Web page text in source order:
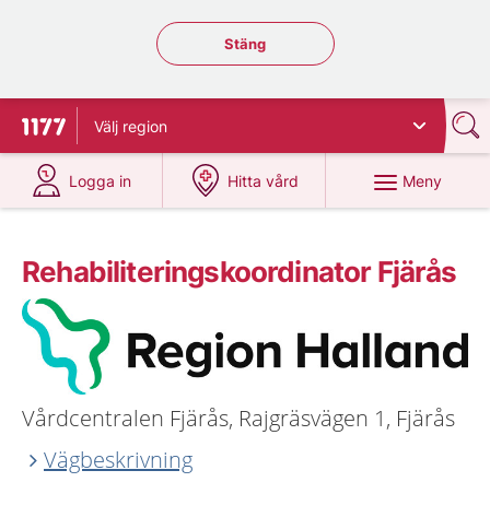
Stäng regionsväljaren
Stäng
Till startsidan för 1177
Välj region
Logga in
på 1177.se
Hitta vård
på 1177.se
Meny
Rehabiliteringskoordinator Fjärås
Vårdcentralen Fjärås, Rajgräsvägen 1, Fjärås
Vägbeskrivning